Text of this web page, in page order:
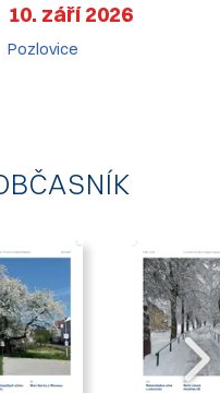
10. září 2026
Pozlovice